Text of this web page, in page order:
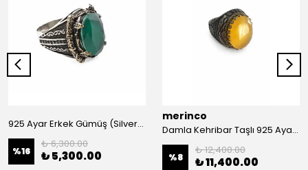
925 Ayar Erkek Gümüş (Silver) Yüzük
%16
₺ 6,300.00
₺ 5,300.00
merinco
Damla Kehribar Taşlı 925 Ayar Erkek Gümüş (SİLVER) Yüzük
%8
₺ 12,400.00
₺ 11,400.00